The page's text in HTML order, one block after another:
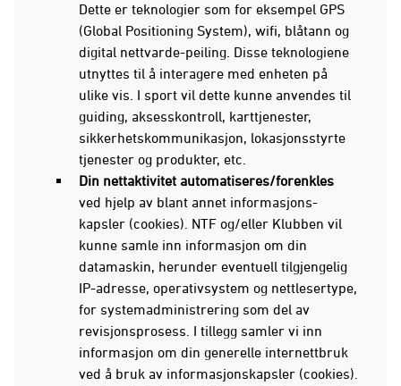
Dette er teknologier som for eksempel GPS
(Global Positioning System), wifi, blåtann og
digital nettvarde-peiling. Disse teknologiene
utnyttes til å interagere med enheten på
ulike vis. I sport vil dette kunne anvendes til
guiding, aksesskontroll, karttjenester,
sikkerhetskommunikasjon, lokasjonsstyrte
tjenester og produkter, etc.
Din nettaktivitet automatiseres/forenkles
ved hjelp av blant annet informasjons-
kapsler (cookies). NTF og/eller Klubben vil
kunne samle inn informasjon om din
datamaskin, herunder eventuell tilgjengelig
IP-adresse, operativsystem og nettlesertype,
for systemadministrering som del av
revisjonsprosess. I tillegg samler vi inn
informasjon om din generelle internettbruk
ved å bruk av informasjonskapsler (cookies).